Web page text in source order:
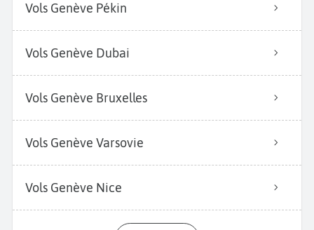
Vols Genève Pékin
Vols Genève Dubai
Vols Genève Bruxelles
Vols Genève Varsovie
Vols Genève Nice